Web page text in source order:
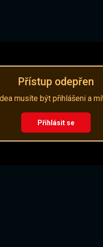
Přístup odepřen
musíte být přihlášeni a
Přihlásit se